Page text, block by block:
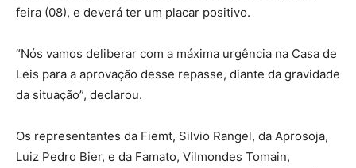
feira (08), e deverá ter um placar positivo.
“Nós vamos deliberar com a máxima urgência na Casa de
Leis para a aprovação desse repasse, diante da gravidade
da situação”, declarou.
Os representantes da Fiemt, Silvio Rangel, da Aprosoja,
Luiz Pedro Bier, e da Famato, Vilmondes Tomain,